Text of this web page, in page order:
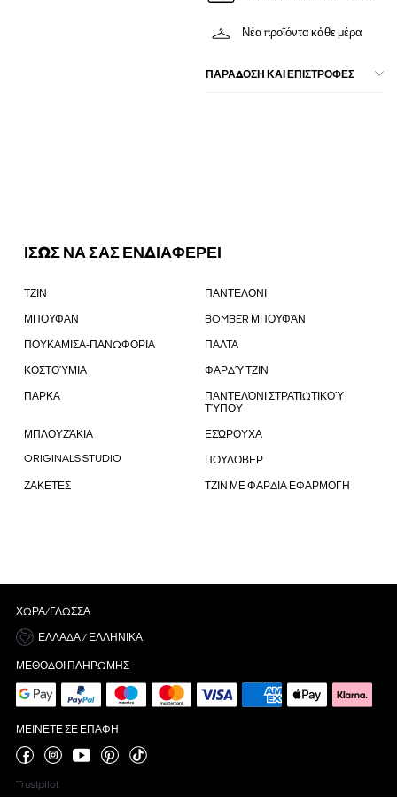
Νέα προϊόντα κάθε μέρα
ΠΑΡΑΔΟΣΗ ΚΑΙ ΕΠΙΣΤΡΟΦΕΣ
ΙΣΩΣ ΝΑ ΣΑΣ ΕΝΔΙΑΦΕΡΕΙ
ΤΖΙΝ ΠΑΝΤΕΛΟΝΙ
ΜΠΟΥΦΑΝ BOMBER ΜΠΟΥΦΆΝ
ΠΟΥΚΑΜΙΣΑ-ΠΑΝΩΦΟΡΙΑ ΠΑΛΤΑ
ΚΟΣΤΟΎΜΙΑ ΦΑΡΔΎ ΤΖΙΝ
ΠΑΡΚΑ
ΠΑΝΤΕΛΌΝΙ ΣΤΡΑΤΙΩΤΙΚΟΎ
ΤΎΠΟΥ
ΜΠΛΟΥΖΆΚΙΑ ΕΣΏΡΟΥΧΑ
ORIGINALS STUDIO ΠΟΥΛΟΒΕΡ
ΖΑΚΕΤΕΣ ΤΖΙΝ ΜΕ ΦΑΡΔΙΑ ΕΦΑΡΜΟΓΗ
ΧΏΡΑ/ΓΛΏΣΣΑ
ΕΛΛΆΔΑ / ΕΛΛΗΝΙΚΆ
ΜΈΘΟΔΟΙ ΠΛΗΡΩΜΉΣ
ΜΕΊΝΕΤΕ ΣΕ ΕΠΑΦΉ
Trustpilot